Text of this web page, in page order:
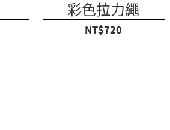
彩色拉力繩
NT$720